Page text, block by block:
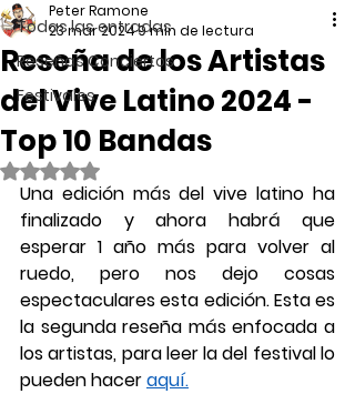
Todas las entradas
Reseñas Conciertos
Festivales
Reseña de los Artistas
del Vive Latino 2024 -
Top 10 Bandas
Peter Ramone
23 mar 20249 min de lectura
Obtuvo NaN de 5 estrellas.
Una edición más del vive latino ha
finalizado y ahora habrá que
esperar 1 año más para volver al
ruedo, pero nos dejo cosas
espectaculares esta edición. Esta es
la segunda reseña más enfocada a
los artistas, para leer la del festival lo
pueden hacer aquí.